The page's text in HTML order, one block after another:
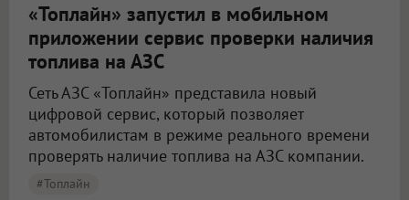
«Топлайн» запустил в мобильном
приложении сервис проверки наличия
топлива на АЗС
Сеть АЗС «Топлайн» представила новый
цифровой сервис, который позволяет
автомобилистам в режиме реального времени
проверять наличие топлива на АЗС компании.
#Топлайн